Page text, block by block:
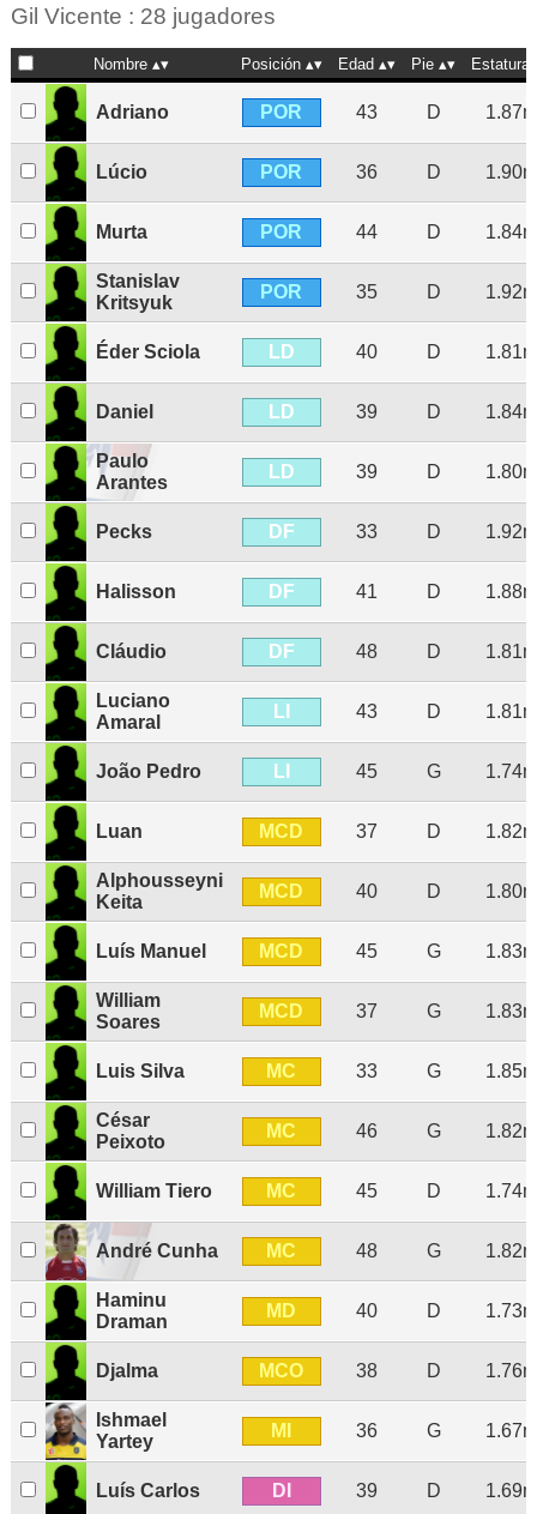
Gil Vicente : 28 jugadores
Nombre Posición Edad Pie Estatura
Adriano POR 43 D 1.87m
Lúcio POR 36 D 1.90m
Murta POR 44 D 1.84m
Stanislav
Kritsyuk
POR 35 D 1.92m
Éder Sciola LD 40 D 1.81m
Daniel LD 39 D 1.84m
Paulo
Arantes
LD 39 D 1.80m
Pecks DF 33 D 1.92m
Halisson DF 41 D 1.88m
Cláudio DF 48 D 1.81m
Luciano
Amaral
LI 43 D 1.81m
João Pedro LI 45 G 1.74m
Luan MCD 37 D 1.82m
Alphousseyni
Keita
MCD 40 D 1.80m
Luís Manuel MCD 45 G 1.83m
William
Soares
MCD 37 G 1.83m
Luis Silva MC 33 G 1.85m
César
Peixoto
MC 46 G 1.82m
William Tiero MC 45 D 1.74m
André Cunha MC 48 G 1.82m
Haminu
Draman
MD 40 D 1.73m
Djalma MCO 38 D 1.76m
Ishmael
Yartey
MI 36 G 1.67m
Luís Carlos DI 39 D 1.69m